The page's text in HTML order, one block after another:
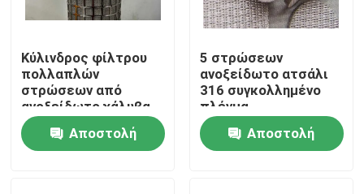
Σπίτι
Προϊόντα
Κύλινδρος φίλτρου
πολλαπλών
στρώσεων από
ανοξείδωτο χάλυβα
316 που
χρησιμοποιείται για
το φιλτράρισμα
Αποστολή
5 στρώσεων
ανοξείδωτο ατσάλι
316 συγκολλημένο
πλέγμα
500mm*1000m 1
Micron Φίλτρο
Αποστολή